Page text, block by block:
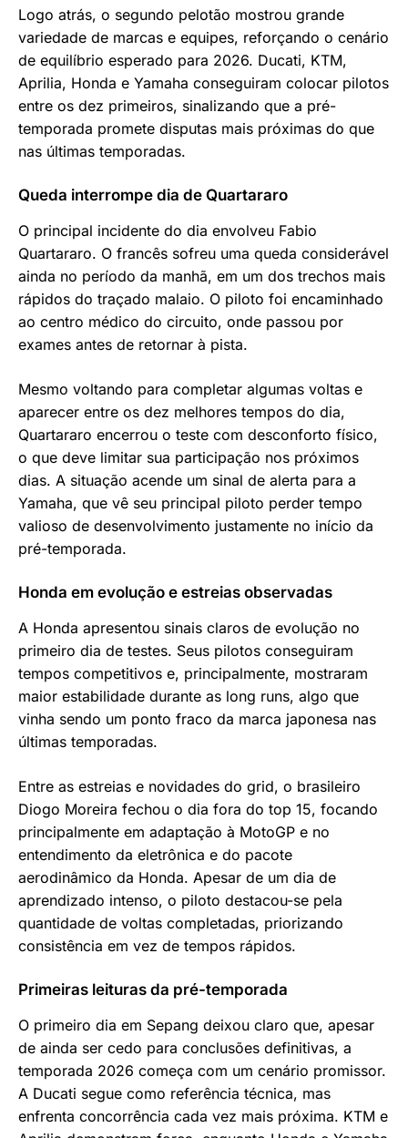
Logo atrás, o segundo pelotão mostrou grande
variedade de marcas e equipes, reforçando o cenário
de equilíbrio esperado para 2026. Ducati, KTM,
Aprilia, Honda e Yamaha conseguiram colocar pilotos
entre os dez primeiros, sinalizando que a pré-
temporada promete disputas mais próximas do que
nas últimas temporadas.
Queda interrompe dia de Quartararo
O principal incidente do dia envolveu Fabio
Quartararo. O francês sofreu uma queda considerável
ainda no período da manhã, em um dos trechos mais
rápidos do traçado malaio. O piloto foi encaminhado
ao centro médico do circuito, onde passou por
exames antes de retornar à pista.
Mesmo voltando para completar algumas voltas e
aparecer entre os dez melhores tempos do dia,
Quartararo encerrou o teste com desconforto físico,
o que deve limitar sua participação nos próximos
dias. A situação acende um sinal de alerta para a
Yamaha, que vê seu principal piloto perder tempo
valioso de desenvolvimento justamente no início da
pré-temporada.
Honda em evolução e estreias observadas
A Honda apresentou sinais claros de evolução no
primeiro dia de testes. Seus pilotos conseguiram
tempos competitivos e, principalmente, mostraram
maior estabilidade durante as long runs, algo que
vinha sendo um ponto fraco da marca japonesa nas
últimas temporadas.
Entre as estreias e novidades do grid, o brasileiro
Diogo Moreira fechou o dia fora do top 15, focando
principalmente em adaptação à MotoGP e no
entendimento da eletrônica e do pacote
aerodinâmico da Honda. Apesar de um dia de
aprendizado intenso, o piloto destacou-se pela
quantidade de voltas completadas, priorizando
consistência em vez de tempos rápidos.
Primeiras leituras da pré-temporada
O primeiro dia em Sepang deixou claro que, apesar
de ainda ser cedo para conclusões definitivas, a
temporada 2026 começa com um cenário promissor.
A Ducati segue como referência técnica, mas
enfrenta concorrência cada vez mais próxima. KTM e